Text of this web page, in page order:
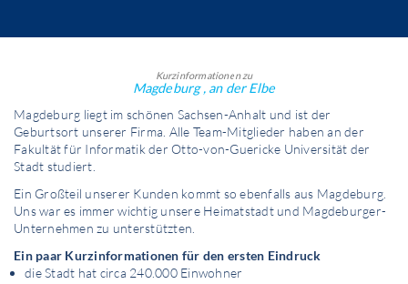
Kurzinformationen zu
Magdeburg , an der Elbe
Magdeburg liegt im schönen Sachsen-Anhalt und ist der
Geburtsort unserer Firma. Alle Team-Mitglieder haben an der
Fakultät für Informatik der Otto-von-Guericke Universität der
Stadt studiert.
Ein Großteil unserer Kunden kommt so ebenfalls aus Magdeburg.
Uns war es immer wichtig unsere Heimatstadt und Magdeburger-
Unternehmen zu unterstützten.
Ein paar Kurzinformationen für den ersten Eindruck
die Stadt hat circa 240.000 Einwohner